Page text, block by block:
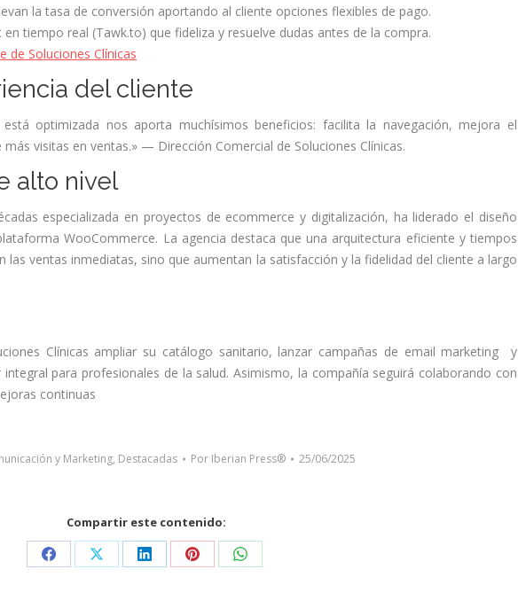
la tasa de conversión aportando al cliente opciones flexibles de pago.
en tiempo real (Tawk.to) que fideliza y resuelve dudas antes de la compra.
de Soluciones Clínicas
del cliente
optimizada nos aporta muchísimos beneficios: facilita la navegación, mejora el
visitas en ventas.» — Dirección Comercial de Soluciones Clínicas.
alto nivel
especializada en proyectos de ecommerce y digitalización, ha liderado el diseño
WooCommerce. La agencia destaca que una arquitectura eficiente y tiempos
las ventas inmediatas, sino que aumentan la satisfacción y la fidelidad del cliente a largo
Clínicas ampliar su catálogo sanitario, lanzar campañas de email marketing y
para profesionales de la salud. Asimismo, la compañía seguirá colaborando con
continuas
y Marketing, Destacadas Por Iberian Press® 25/06/2025
Compartir este contenido:
Share Share Share Share Share